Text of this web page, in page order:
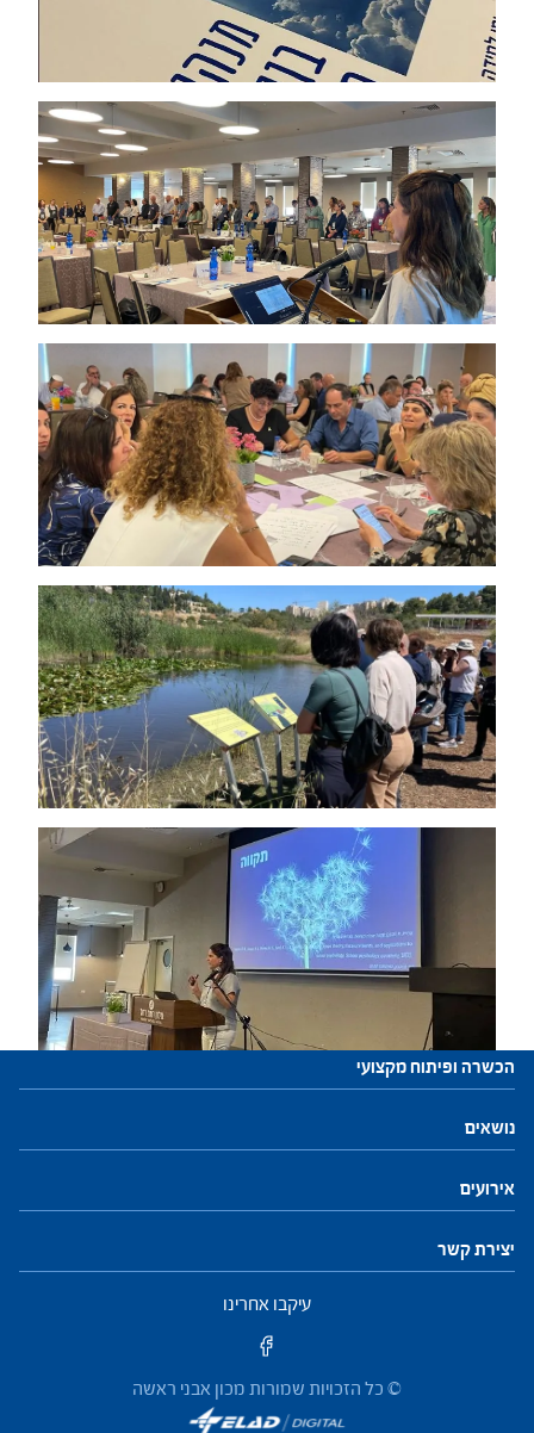
הכשרה ופיתוח מקצועי
התוכנית להכשרת מנהלי בתי ספר
פיתוח מקצועי למנהלים ולמנהלות
פיתוח מקצועי למפקחים ולמפקחות
נושאים
התמקדות ביחיד
אירועים
יצירת קשר
עיקבו אחרינו
© כל הזכויות שמורות מכון אבני ראשה